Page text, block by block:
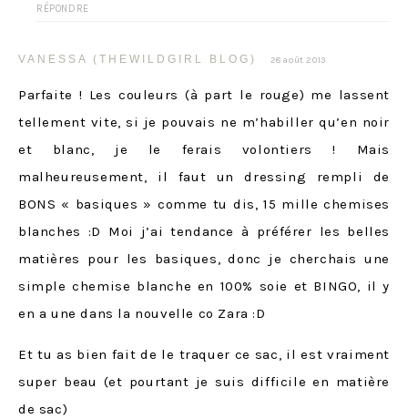
RÉPONDRE
VANESSA (THEWILDGIRL BLOG) 28 août 2013
Parfaite ! Les couleurs (à part le rouge) me lassent
tellement vite, si je pouvais ne m’habiller qu’en noir
et blanc, je le ferais volontiers ! Mais
malheureusement, il faut un dressing rempli de
BONS « basiques » comme tu dis, 15 mille chemises
blanches :D Moi j’ai tendance à préférer les belles
matières pour les basiques, donc je cherchais une
simple chemise blanche en 100% soie et BINGO, il y
en a une dans la nouvelle co Zara :D
Et tu as bien fait de le traquer ce sac, il est vraiment
super beau (et pourtant je suis difficile en matière
de sac)